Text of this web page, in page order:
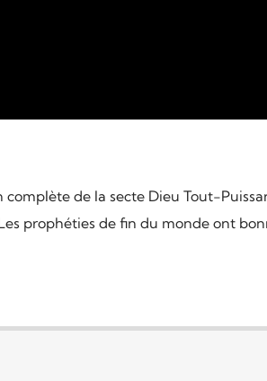
complète de la secte Dieu Tout-
prophéties de fin du monde ont